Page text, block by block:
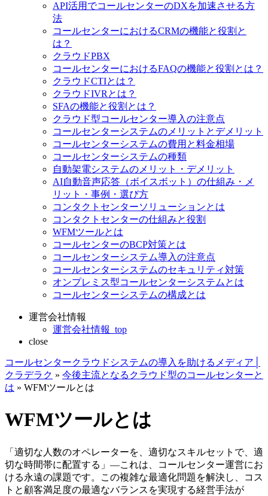
API活用でコールセンターのDXを加速させる方
法
コールセンターにおけるCRMの機能と役割と
は？
クラウドPBX
コールセンターにおけるFAQの機能と役割とは？
クラウドCTIとは？
クラウドIVRとは？
SFAの機能と役割とは？
クラウド型コールセンター導入の注意点
コールセンターシステムのメリットとデメリット
コールセンターシステムの費用と料金相場
コールセンターシステムの種類
自動架電システムのメリット・デメリット
AI自動音声応答（ボイスボット）の仕組み・メ
リット・事例・選び方
コンタクトセンターソリューションとは
コンタクトセンターの仕組みと役割
WFMツールとは
コールセンターのBCP対策とは
コールセンターシステム導入の注意点
コールセンターシステムのセキュリティ対策
オンプレミス型コールセンターシステムとは
コールセンターシステムの構成とは
運営会社情報
運営会社情報_top
close
コールセンタークラウドシステムの導入を助けるメディア│
クラデラク » 今後主流となるクラウド型のコールセンターと
は » WFMツールとは
WFMツールとは
「適切な人数のオペレーターを、適切なスキルセットで、適
切な時間帯に配置する」—これは、コールセンター運営にお
ける永遠の課題です。この複雑な最適化問題を解決し、コス
トと顧客満足度の最適なバランスを実現する経営手法が